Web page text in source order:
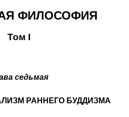
ФИЛОСОФИЯ
Том I
седьмая
РАННЕГО БУДДИЗМА